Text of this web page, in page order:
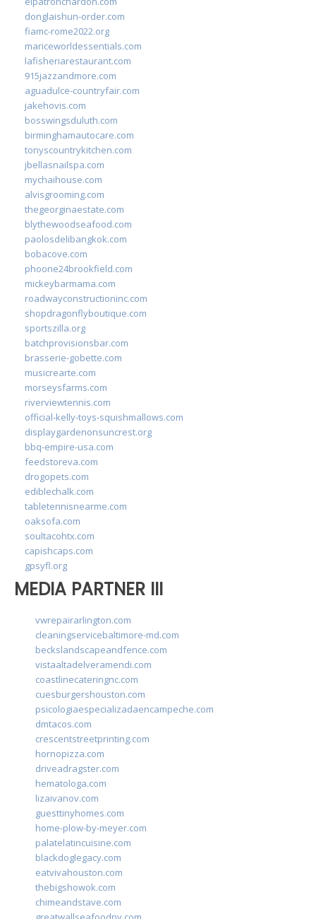
donglaishun-order.com
fiamc-rome2022.org
mariceworldessentials.com
lafisheriarestaurant.com
915jazzandmore.com
aguadulce-countryfair.com
jakehovis.com
bosswingsduluth.com
birminghamautocare.com
tonyscountrykitchen.com
jbellasnailspa.com
mychaihouse.com
alvisgrooming.com
thegeorginaestate.com
blythewoodseafood.com
paolosdelibangkok.com
bobacove.com
phoone24brookfield.com
mickeybarmama.com
roadwayconstructioninc.com
shopdragonflyboutique.com
sportszilla.org
batchprovisionsbar.com
brasserie-gobette.com
musicrearte.com
morseysfarms.com
riverviewtennis.com
official-kelly-toys-squishmallows.com
displaygardenonsuncrest.org
bbq-empire-usa.com
feedstoreva.com
drogopets.com
ediblechalk.com
tabletennisnearme.com
oaksofa.com
soultacohtx.com
capishcaps.com
gpsyfl.org
MEDIA PARTNER III
vwrepairarlington.com
cleaningservicebaltimore-md.com
beckslandscapeandfence.com
vistaaltadelveramendi.com
coastlinecateringnc.com
cuesburgershouston.com
psicologiaespecializadaencampeche.com
dmtacos.com
crescentstreetprinting.com
hornopizza.com
driveadragster.com
hematologa.com
lizaivanov.com
guesttinyhomes.com
home-plow-by-meyer.com
palatelatincuisine.com
blackdoglegacy.com
eatvivahouston.com
thebigshowok.com
chimeandstave.com